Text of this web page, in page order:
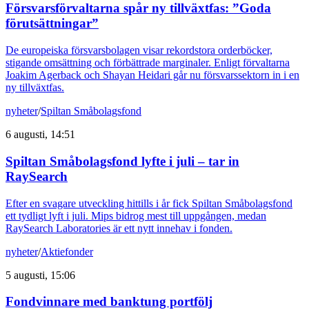
Försvarsförvaltarna spår ny tillväxtfas: ”Goda
förutsättningar”
De europeiska försvarsbolagen visar rekordstora orderböcker,
stigande omsättning och förbättrade marginaler. Enligt förvaltarna
Joakim Agerback och Shayan Heidari går nu försvarssektorn in i en
ny tillväxtfas.
nyheter/Spiltan Småbolagsfond
6 augusti, 14:51
Spiltan Småbolagsfond lyfte i juli – tar in
RaySearch
Efter en svagare utveckling hittills i år fick Spiltan Småbolagsfond
ett tydligt lyft i juli. Mips bidrog mest till uppgången, medan
RaySearch Laboratories är ett nytt innehav i fonden.
nyheter/Aktiefonder
5 augusti, 15:06
Fondvinnare med banktung portfölj